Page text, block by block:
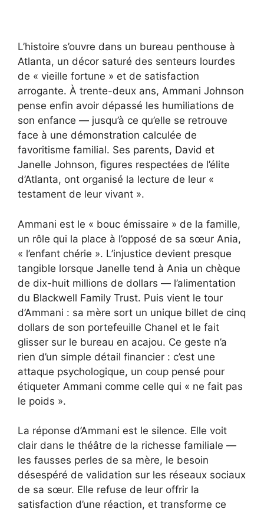
L’histoire s’ouvre dans un bureau penthouse à
Atlanta, un décor saturé des senteurs lourdes
de « vieille fortune » et de satisfaction
arrogante. À trente-deux ans, Ammani Johnson
pense enfin avoir dépassé les humiliations de
son enfance — jusqu’à ce qu’elle se retrouve
face à une démonstration calculée de
favoritisme familial. Ses parents, David et
Janelle Johnson, figures respectées de l’élite
d’Atlanta, ont organisé la lecture de leur «
testament de leur vivant ».
Ammani est le « bouc émissaire » de la famille,
un rôle qui la place à l’opposé de sa sœur Ania,
« l’enfant chérie ». L’injustice devient presque
tangible lorsque Janelle tend à Ania un chèque
de dix-huit millions de dollars — l’alimentation
du Blackwell Family Trust. Puis vient le tour
d’Ammani : sa mère sort un unique billet de cinq
dollars de son portefeuille Chanel et le fait
glisser sur le bureau en acajou. Ce geste n’a
rien d’un simple détail financier : c’est une
attaque psychologique, un coup pensé pour
étiqueter Ammani comme celle qui « ne fait pas
le poids ».
La réponse d’Ammani est le silence. Elle voit
clair dans le théâtre de la richesse familiale —
les fausses perles de sa mère, le besoin
désespéré de validation sur les réseaux sociaux
de sa sœur. Elle refuse de leur offrir la
satisfaction d’une réaction, et transforme ce